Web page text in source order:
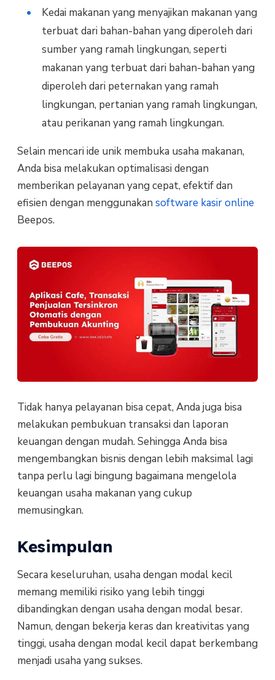
Kedai makanan yang menyajikan makanan yang
terbuat dari bahan-bahan yang diperoleh dari
sumber yang ramah lingkungan, seperti
makanan yang terbuat dari bahan-bahan yang
diperoleh dari peternakan yang ramah
lingkungan, pertanian yang ramah lingkungan,
atau perikanan yang ramah lingkungan.
Selain mencari ide unik membuka usaha makanan,
Anda bisa melakukan optimalisasi dengan
memberikan pelayanan yang cepat, efektif dan
efisien dengan menggunakan software kasir online
Beepos.
Tidak hanya pelayanan bisa cepat, Anda juga bisa
melakukan pembukuan transaksi dan laporan
keuangan dengan mudah. Sehingga Anda bisa
mengembangkan bisnis dengan lebih maksimal lagi
tanpa perlu lagi bingung bagaimana mengelola
keuangan usaha makanan yang cukup
memusingkan.
Kesimpulan
Secara keseluruhan, usaha dengan modal kecil
memang memiliki risiko yang lebih tinggi
dibandingkan dengan usaha dengan modal besar.
Namun, dengan bekerja keras dan kreativitas yang
tinggi, usaha dengan modal kecil dapat berkembang
menjadi usaha yang sukses.